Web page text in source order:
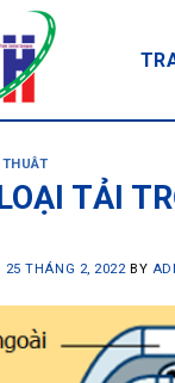
TẢI
25 THÁNG 2, 2022 BY